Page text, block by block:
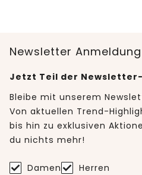
Newsletter Anmeldung
Jetzt Teil der
Bleibe mit unserem
Von aktuellen Trend-
bis hin zu exklusiven
du nichts mehr!
Damen Herren